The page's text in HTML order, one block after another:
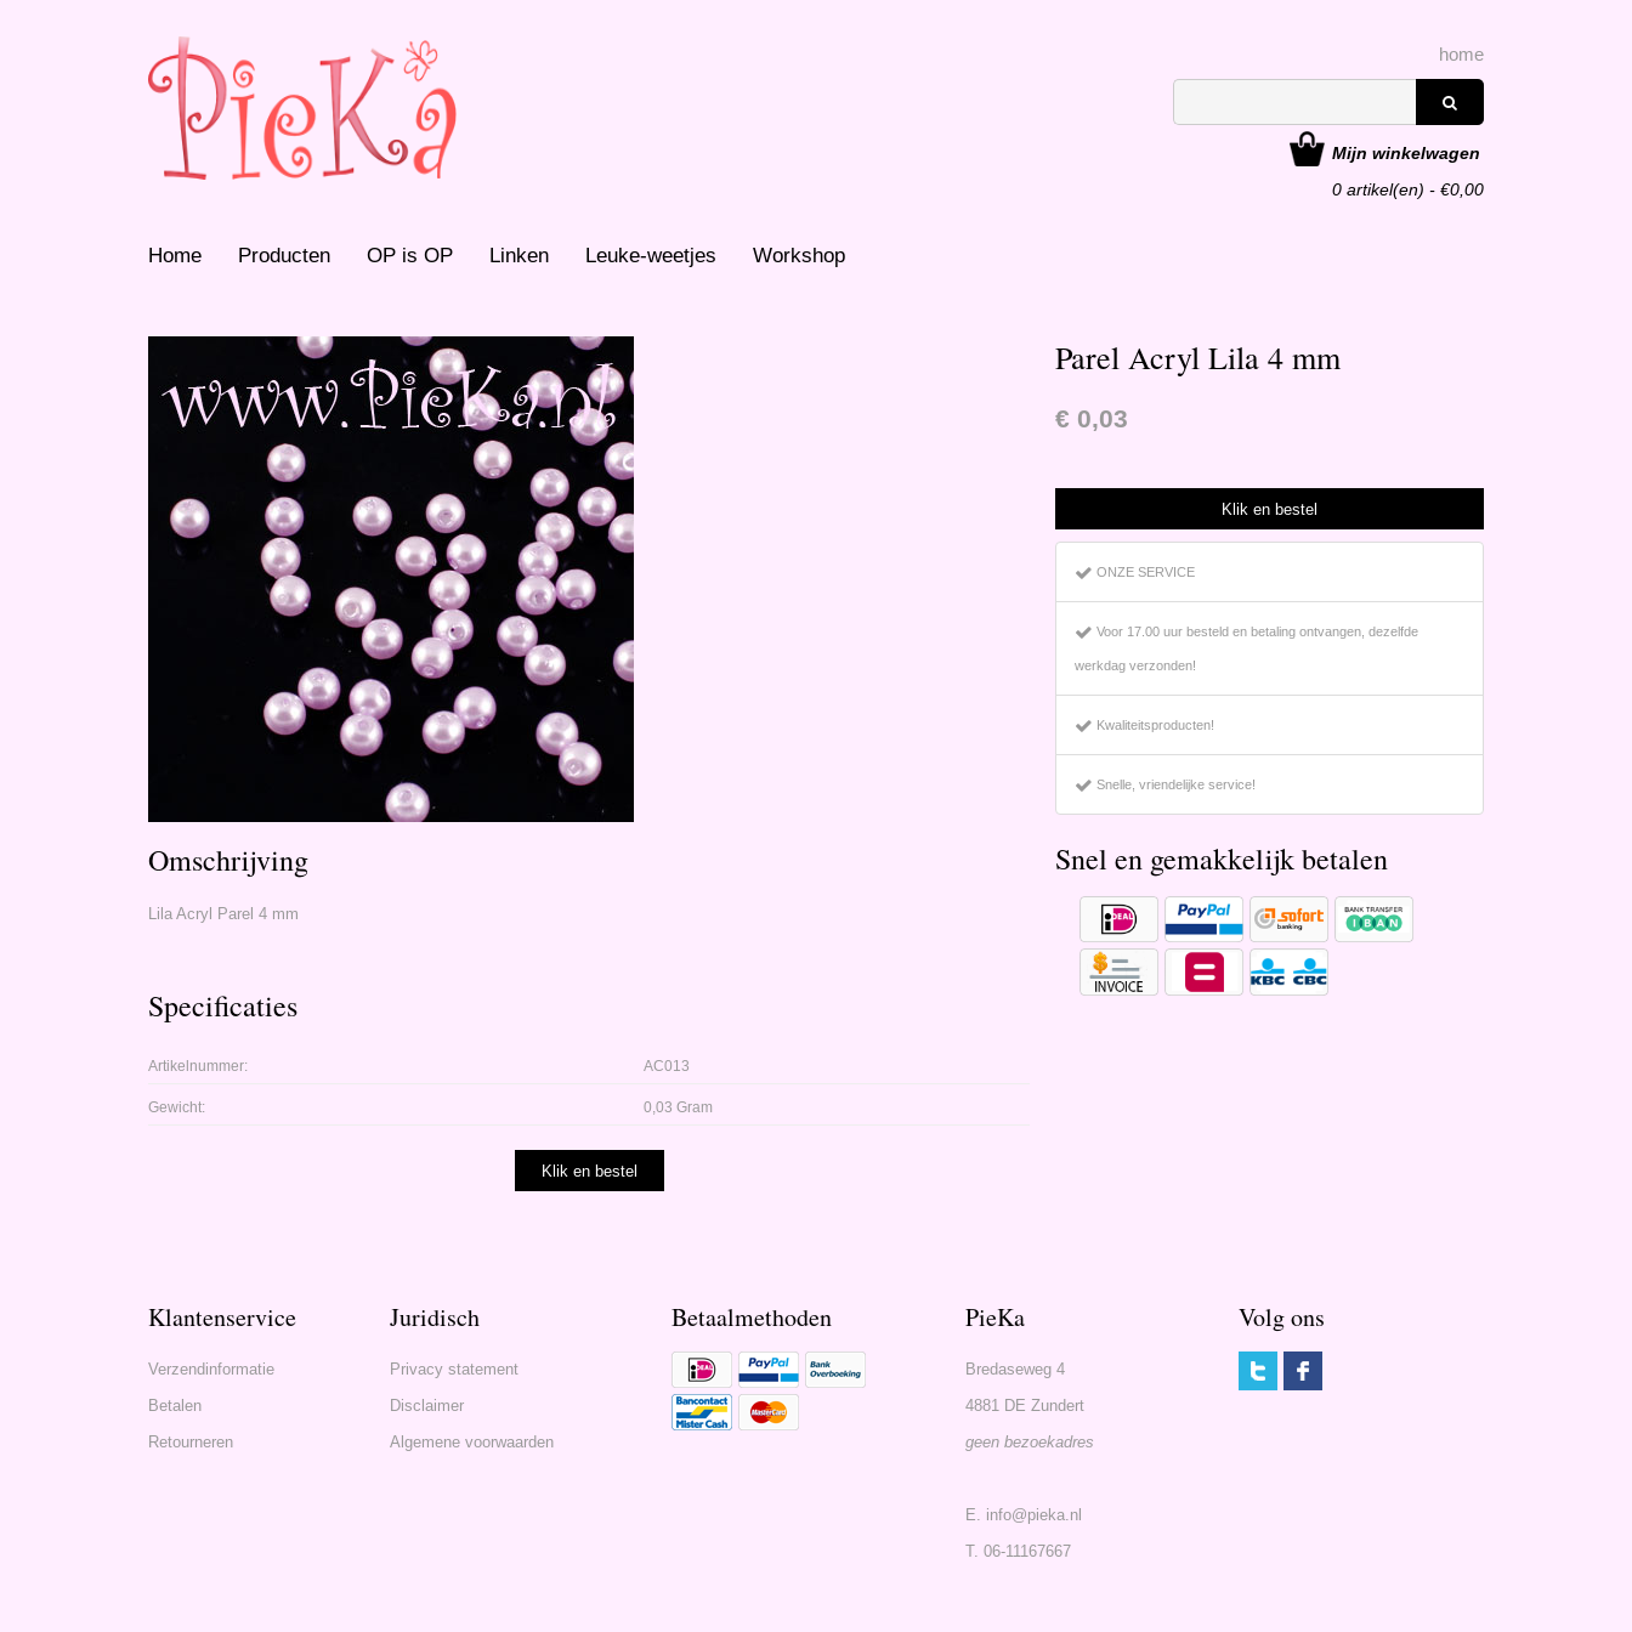
home
Mijn winkelwagen
0 artikel(en) - €0,00
Home Producten OP is OP Linken Leuke-weetjes Workshop
Omschrijving
Lila Acryl Parel 4 mm
Specificaties
Artikelnummer: AC013
Gewicht: 0,03 Gram
Parel Acryl Lila 4 mm
€ 0,03
ONZE SERVICE
Voor 17.00 uur besteld en betaling ontvangen, dezelfde
werkdag verzonden!
Kwaliteitsproducten!
Snelle, vriendelijke service!
Snel en gemakkelijk betalen
Klantenservice
Verzendinformatie
Betalen
Retourneren
Juridisch
Privacy statement
Disclaimer
Algemene voorwaarden
Betaalmethoden PieKa
Bredaseweg 4
4881 DE Zundert
geen bezoekadres
E. info@pieka.nl
T. 06-11167667
Volg ons